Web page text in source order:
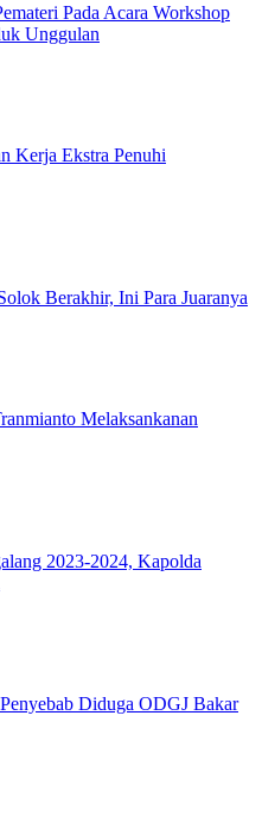
Pada Acara Workshop
Unggulan
Kerja Ekstra Penuhi
Berakhir, Ini Para Juaranya
Melaksankanan
2023-2024, Kapolda
Diduga ODGJ Bakar